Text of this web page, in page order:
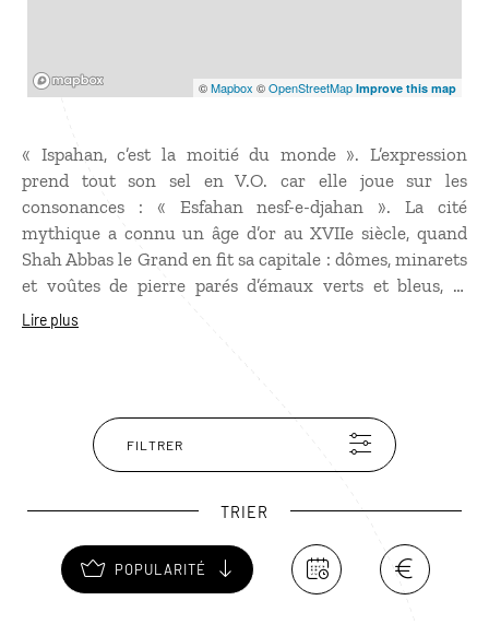
©Mapbox ©OpenStreetMap Improve this map
« Ispahan, c’est la moitié du monde ». L’expression
prend tout son sel en V.O. car elle joue sur les
consonances : « Esfahan nesf-e-djahan ». La cité
mythique a connu un âge d’or au XVIIe siècle, quand
Shah Abbas le Grand en fit sa capitale : dômes, minarets
et voûtes de pierre parés d’émaux verts et bleus, le
monumental cœur historique est une somptueuse
Lire plus
FILTRER
TRIER
POPULARITÉ